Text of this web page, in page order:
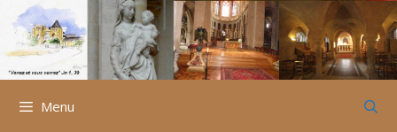
Aller
contenu
Menu